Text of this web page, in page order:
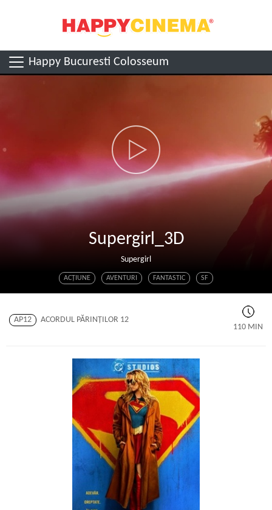
Happy Bucuresti Colosseum
Supergirl_3D
Supergirl
ACŢIUNE AVENTURI FANTASTIC SF
AP12
ACORDUL PĂRINŢILOR 12
110 MIN